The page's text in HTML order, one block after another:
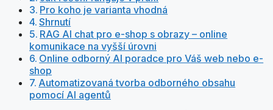
Pro koho je varianta vhodná
Shrnutí
RAG AI chat pro e-shop s obrazy – online
komunikace na vyšší úrovni
Online odborný AI poradce pro Váš web nebo e-
shop
Automatizovaná tvorba odborného obsahu
pomocí AI agentů